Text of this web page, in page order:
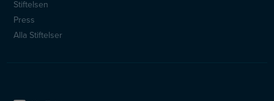
Stiftelsen
Press
Alla Stiftelser